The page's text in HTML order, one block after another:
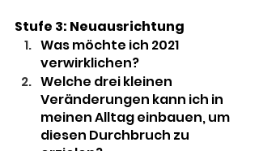
Stufe 3: Neuausrichtung
Was möchte ich 2021
verwirklichen?
Welche drei kleinen
Veränderungen kann ich in
meinen Alltag einbauen, um
diesen Durchbruch zu